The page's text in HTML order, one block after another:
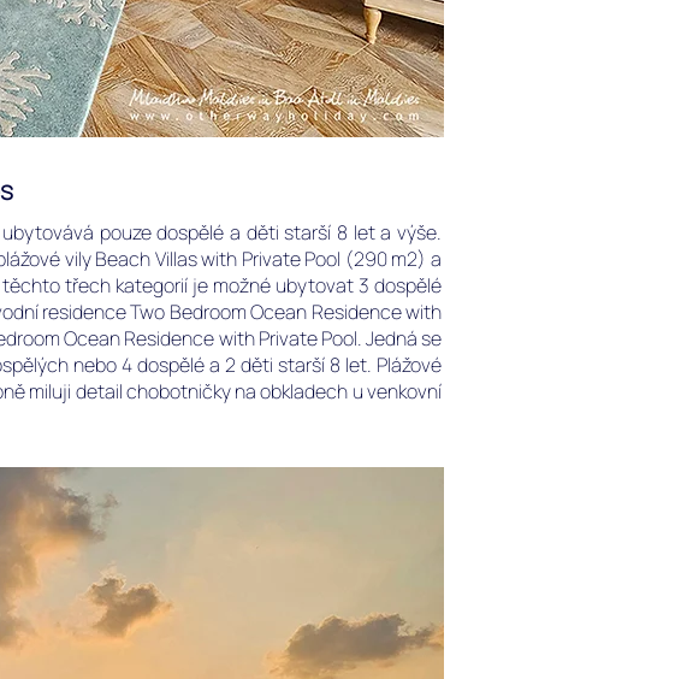
pouze dospělé a děti starší 8 let a výše.
vily Beach Villas with Private Pool (290 m2) a
třech kategorií je možné ubytovat 3 dospělé
residence Two Bedroom Ocean Residence with
Ocean Residence with Private Pool. Jedná se
nebo 4 dospělé a 2 děti starší 8 let. Plážové
miluji detail chobotničky na obkladech u venkovní